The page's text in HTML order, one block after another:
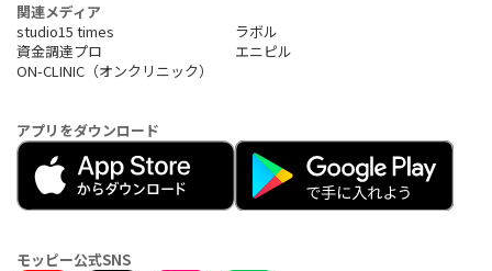
関連メディア
studio15 times
ラボル
資金調達プロ
エニピル
ON-CLINIC（オンクリニック）
アプリをダウンロード
モッピー公式SNS